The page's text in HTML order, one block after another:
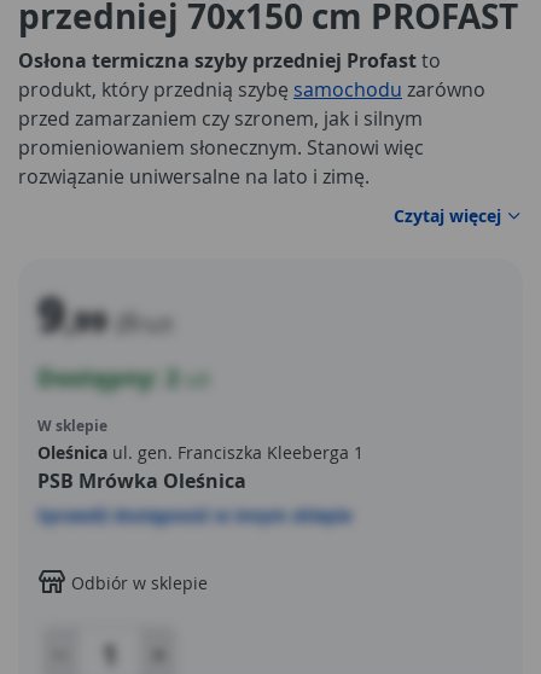
przedniej 70x150 cm PROFAST
Osłona termiczna szyby przedniej Profastto
produkt, który przednią szybę samochodu zarówno
przed zamarzaniem czy szronem, jak i silnym
promieniowaniem słonecznym. Stanowi więc
rozwiązanie uniwersalne na lato i zimę.
Czytaj więcej
9,99 zł
Dostępny: 2
W sklepie
Oleśnica ul. gen. Franciszka Kleeberga 1
PSB Mrówka Oleśnica
Sprawdź dostępność w innym sklepie
Odbiór w sklepie